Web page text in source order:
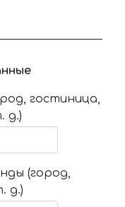
гостиница,
д.)
(город,
д.)